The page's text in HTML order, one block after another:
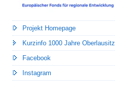
Projekt Homepage
Kurzinfo 1000 Jahre Oberlausitz
Facebook
Instagram